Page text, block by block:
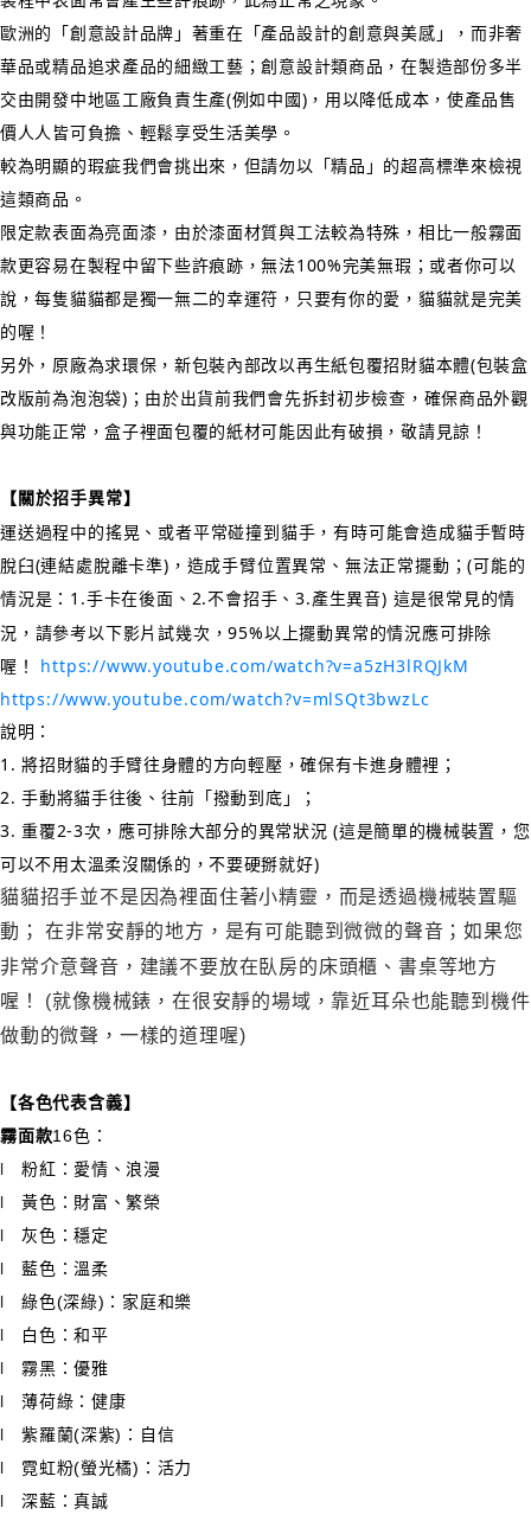
歐洲的「創意設計品牌」著重在「產品設計的創意與美感」，而非奢
華品或精品追求產品的細緻工藝；創意設計類商品，在製造部份多半
交由開發中地區工廠負責生產(例如中國)，用以降低成本，使產品售
價人人皆可負擔、輕鬆享受生活美學。
較為明顯的瑕疵我們會挑出來，但請勿以「精品」的超高標準來檢視
這類商品。
限定款表面為亮面漆，由於漆面材質與工法較為特殊，相比一般霧面
款更容易在製程中留下些許痕跡，無法100%完美無瑕；或者你可以
說，每隻貓貓都是獨一無二的幸運符，只要有你的愛，貓貓就是完美
的喔！
另外，原廠為求環保，新包裝內部改以再生紙包覆招財貓本體(包裝盒
改版前為泡泡袋)；由於出貨前我們會先拆封初步檢查，確保商品外觀
與功能正常，盒子裡面包覆的紙材可能因此有破損，敬請見諒！
【關於招手異常】
運送過程中的搖晃、或者平常碰撞到貓手，有時可能會造成貓手暫時
脫臼(連結處脫離卡準)，造成手臂位置異常、無法正常擺動；(可能的
情況是：1.手卡在後面、2.不會招手、3.產生異音) 這是很常見的情
況，請參考以下影片試幾次，95%以上擺動異常的情況應可排除
喔！
https://www.youtube.com/watch?v=a5zH3lRQJkM
https://www.youtube.com/watch?v=mlSQt3bwzLc
說明：
1. 將招財貓的手臂往身體的方向輕壓，確保有卡進身體裡；
2. 手動將貓手往後、往前「撥動到底」；
3. 重覆2-3次，應可排除大部分的異常狀況 (這是簡單的機械裝置，您
可以不用太溫柔沒關係的，不要硬掰就好)
貓貓招手並不是因為裡面住著小精靈，而是透過機械裝置驅
動； 在非常安靜的地方，是有可能聽到微微的聲音；如果您
非常介意聲音，建議不要放在臥房的床頭櫃、書桌等地方
喔！ (就像機械錶，在很安靜的場域，靠近耳朵也能聽到機件
做動的微聲，一樣的道理喔)
【各色代表含義】
霧面款16色：
l粉紅：愛情、浪漫
l黃色：財富、繁榮
l灰色：穩定
l藍色：溫柔
l綠色(深綠)：家庭和樂
l
白色：和平
l霧黑：優雅
l薄荷綠：健康
l紫羅蘭(深紫)：自信
l 霓虹粉(螢光橘)：活力
l深藍：真誠